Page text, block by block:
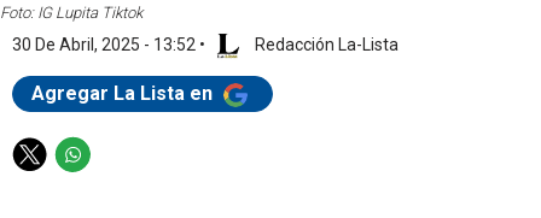
Foto: IG Lupita Tiktok
30 De Abril, 2025 - 13:52 • Redacción La-Lista
Agregar La Lista en
T
W